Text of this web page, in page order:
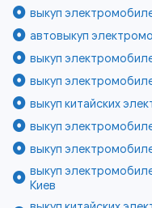
выкуп
автовыкуп
выкуп
выкуп
выкуп китайских
выкуп
выкуп
выкуп
Киев